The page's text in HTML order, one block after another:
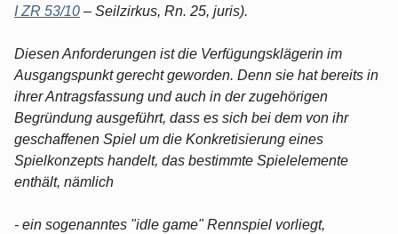
I ZR 53/10 – Seilzirkus, Rn. 25, juris).
Diesen Anforderungen ist die Verfügungsklägerin im
Ausgangspunkt gerecht geworden. Denn sie hat bereits in
ihrer Antragsfassung und auch in der zugehörigen
Begründung ausgeführt, dass es sich bei dem von ihr
geschaffenen Spiel um die Konkretisierung eines
Spielkonzepts handelt, das bestimmte Spielelemente
enthält, nämlich
- ein sogenanntes "idle game" Rennspiel vorliegt,